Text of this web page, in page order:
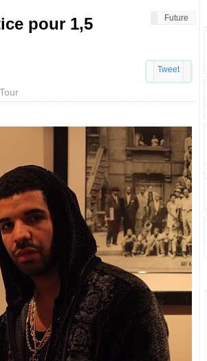
Future
pour 1,5
Tweet